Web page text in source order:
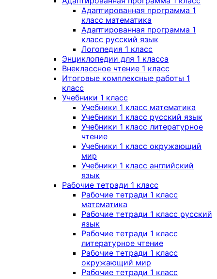
Адаптированная программа 1
класс математика
Адаптированная программа 1
класс русский язык
Логопедия 1 класс
Энциклопедии для 1 класса
Внеклассное чтение 1 класс
Итоговые комплексные работы 1
класс
Учебники 1 класс
Учебники 1 класс математика
Учебники 1 класс русский язык
Учебники 1 класс литературное
чтение
Учебники 1 класс окружающий
мир
Учебники 1 класс английский
язык
Рабочие тетради 1 класс
Рабочие тетради 1 класс
математика
Рабочие тетради 1 класс русский
язык
Рабочие тетради 1 класс
литературное чтение
Рабочие тетради 1 класс
окружающий мир
Рабочие тетради 1 класс